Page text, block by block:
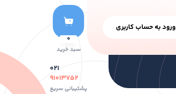
ورود به حساب کاربری
0
سبد خرید
۰۲۱
۹۱۰۱۳۷۵۲
پشتیبانی سریع